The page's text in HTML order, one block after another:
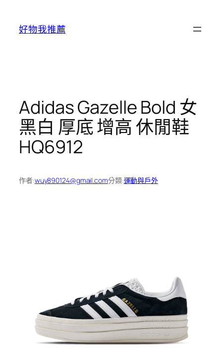
好物我推薦
Adidas Gazelle Bold 女
黑白 厚底 增高 休閒鞋
HQ6912
作者:wuy890124@gmail.com分類:運動與戶外